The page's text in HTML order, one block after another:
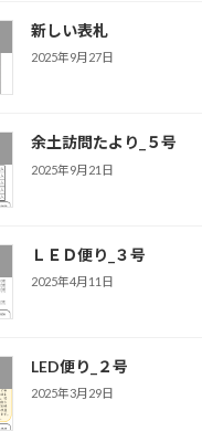
新しい表札
2025年9月27日
余土訪問たより_５号
2025年9月21日
ＬＥＤ便り_３号
2025年4月11日
LED便り_２号
2025年3月29日